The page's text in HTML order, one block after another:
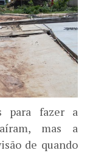
para fazer a
mas a
de quando